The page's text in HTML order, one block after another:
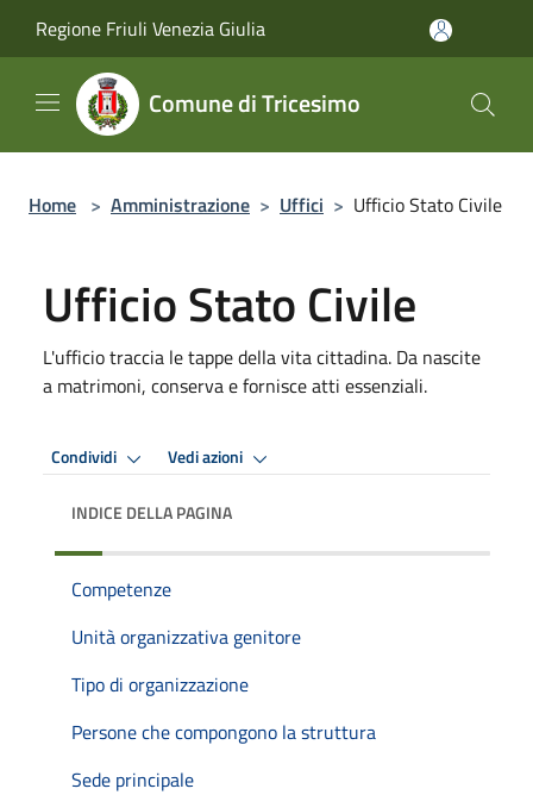
Regione Friuli Venezia Giulia
Comune di Tricesimo
Home > Amministrazione > Uffici > Ufficio Stato Civile
Ufficio Stato Civile
L'ufficio traccia le tappe della vita cittadina. Da nascite
a matrimoni, conserva e fornisce atti essenziali.
Condividi Vedi azioni
INDICE DELLA PAGINA
Competenze
Unità organizzativa genitore
Tipo di organizzazione
Persone che compongono la struttura
Sede principale